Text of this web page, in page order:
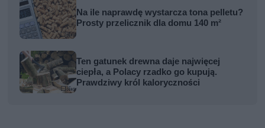
Na ile naprawdę wystarcza tona pelletu?
Prosty przelicznik dla domu 140 m²
Ten gatunek drewna daje najwięcej
ciepła, a Polacy rzadko go kupują.
Prawdziwy król kaloryczności